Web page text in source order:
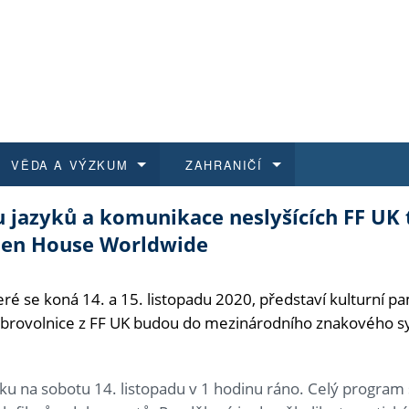
historie
benefity pro zaměstnance
FF UK
Pro
E-
a jak se přihlásit
průběhu přijímaček
a magisterské studium
VĚDA A VÝZKUM
na FF UK
ZAHRANIČÍ
a výběrová řízení
studenti
jazyků a komunikace neslyšících FF
House Worldwide
se koná 14. a 15. listopadu 2020, představí kulturní
z FF UK budou do mezinárodního znakového
na sobotu 14. listopadu v 1 hodinu ráno. Celý